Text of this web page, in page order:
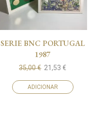
SERIE BNC PORTUGAL
1987
35,00€ 21,53€
ADICIONAR